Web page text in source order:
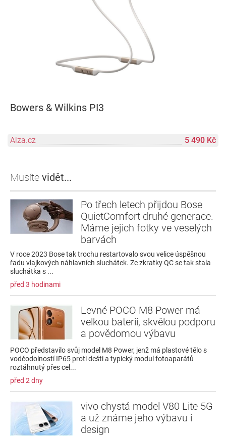
Bowers & Wilkins PI3
Alza.cz 5 490 Kč
Musíte vidět...
Po třech letech přijdou Bose
QuietComfort druhé generace.
Máme jejich fotky ve veselých
barvách
V roce 2023 Bose tak trochu restartovalo svou velice úspěšnou
řadu vlajkových náhlavních sluchátek. Ze zkratky QC se tak stala
sluchátka s ...
před 3 hodinami
Levné POCO M8 Power má
velkou baterii, skvělou podporu
a povědomou výbavu
POCO představilo svůj model M8 Power, jenž má plastové tělo s
voděodolností IP65 proti dešti a typický modul fotoaparátů
roztáhnutý přes cel...
před 2 dny
vivo chystá model V80 Lite 5G
a už známe jeho výbavu i
design